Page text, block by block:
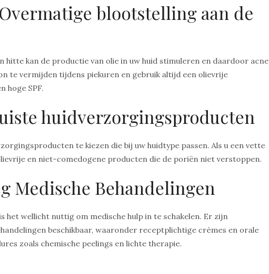
blootstelling aan de
hitte kan de productie van olie in uw huid stimuleren en daardoor acne
te vermijden tijdens piekuren en gebruik altijd een olievrije
hoge SPF.
huidverzorgingsproducten
te kiezen die bij uw huidtype passen. Als u een vette
en niet-comedogene producten die de poriën niet verstoppen.
Medische Behandelingen
het wellicht nuttig om medische hulp in te schakelen. Er zijn
beschikbaar, waaronder receptplichtige crèmes en orale
zoals chemische peelings en lichte therapie.